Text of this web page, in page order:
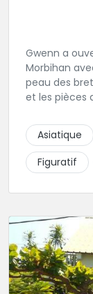
Gwenn a
Morbihan
peau des
et les pièces
tout type de
serez bien
Asiatique
Figuratif